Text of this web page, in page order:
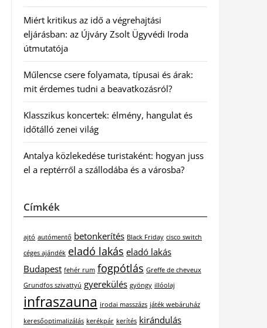
Miért kritikus az idő a végrehajtási
eljárásban: az Újváry Zsolt Ügyvédi Iroda
útmutatója
Műlencse csere folyamata, típusai és árak:
mit érdemes tudni a beavatkozásról?
Klasszikus koncertek: élmény, hangulat és
időtálló zenei világ
Antalya közlekedése turistaként: hogyan juss
el a reptérről a szállodába és a városba?
Címkék
ajtó autómentő betonkerítés Black Friday cisco switch
céges ajándék eladó lakás eladó lakás
Budapest fehér rum fogpótlás Greffe de cheveux
Grundfos szivattyú gyerekülés gyöngy illóolaj
infraszauna irodai masszázs játék webáruház
keresőoptimalizálás kerékpár kerítés kirándulás